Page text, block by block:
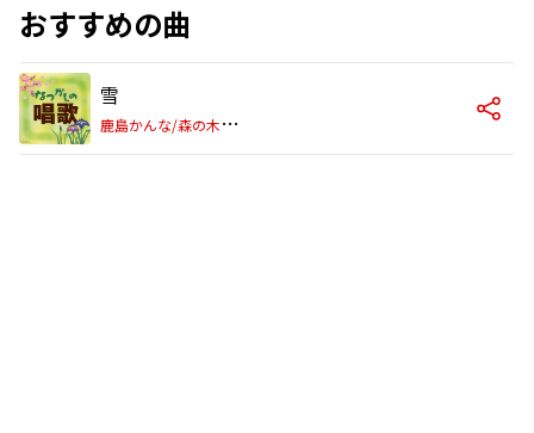
おすすめの曲
雪
鹿
島かんな/森の木児童合唱団